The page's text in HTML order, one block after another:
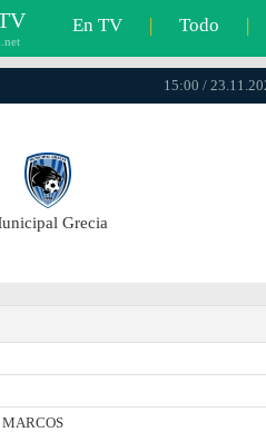
En TV | Todo |
15:00 /
Grecia